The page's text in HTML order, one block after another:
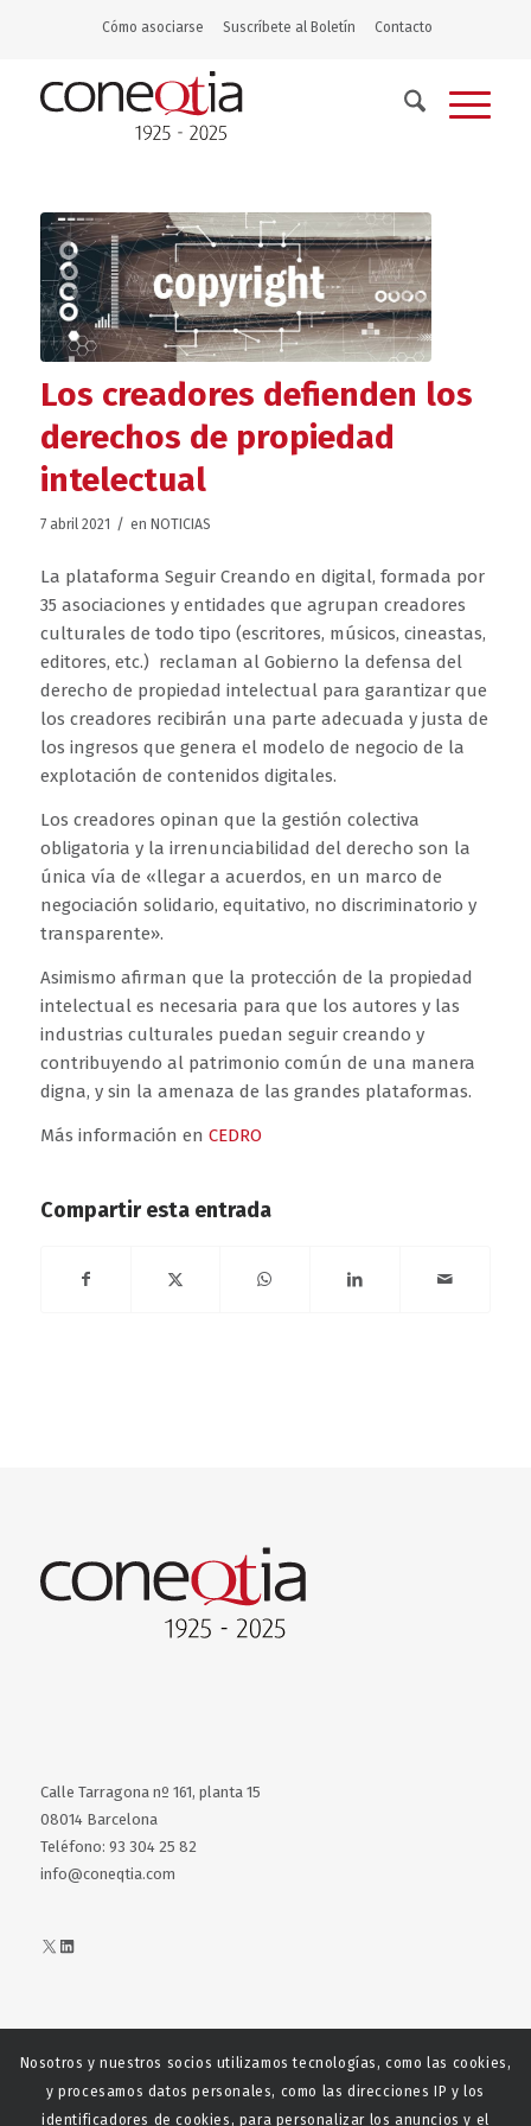
Cómo asociarse Suscríbete al Boletín Contacto
Los creadores defienden los
derechos de propiedad
intelectual
7 abril 2021 / en NOTICIAS
La plataforma Seguir Creando en digital, formada por
35 asociaciones y entidades que agrupan creadores
culturales de todo tipo (escritores, músicos, cineastas,
editores, etc.) reclaman al Gobierno la defensa del
derecho de propiedad intelectual para garantizar que
los creadores recibirán una parte adecuada y justa de
los ingresos que genera el modelo de negocio de la
explotación de contenidos digitales.
Los creadores opinan que la gestión colectiva
obligatoria y la irrenunciabilidad del derecho son la
única vía de «llegar a acuerdos, en un marco de
negociación solidario, equitativo, no discriminatorio y
transparente».
Asimismo afirman que la protección de la propiedad
intelectual es necesaria para que los autores y las
industrias culturales puedan seguir creando y
contribuyendo al patrimonio común de una manera
digna, y sin la amenaza de las grandes plataformas.
Más información en CEDRO
Compartir esta entrada
Calle Tarragona nº 161, planta 15
08014 Barcelona
Teléfono: 93 304 25 82
info@coneqtia.com
X LinkedIn
Web realizada con el patrocinio del Centro Español del Centro
Español de Derechos Reprofráficos
Nosotros y nuestros socios utilizamos tecnologías, como las cookies,
y procesamos datos personales, como las direcciones IP y los
identificadores de cookies, para personalizar los anuncios y el